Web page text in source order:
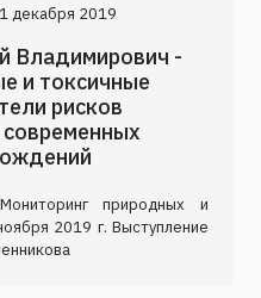
декабря 2019
Владимирович -
и токсичные
рисков
природных и
2019 г. Выступление